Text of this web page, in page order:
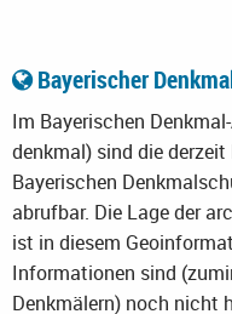
Bayerischer
Im Bayerischen
denkmal) sind die
Bayerischen
abrufbar. Die Lage der
ist in diesem
Informationen sind
Denkmälern) noch nicht